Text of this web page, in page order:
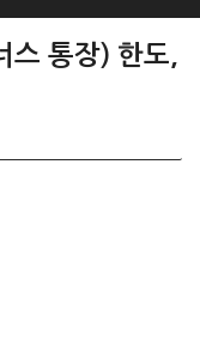
스 통장) 한도,